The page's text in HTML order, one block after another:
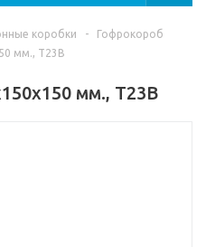
коробки -
Гофрокороб
мм., Т23В
мм., Т23В